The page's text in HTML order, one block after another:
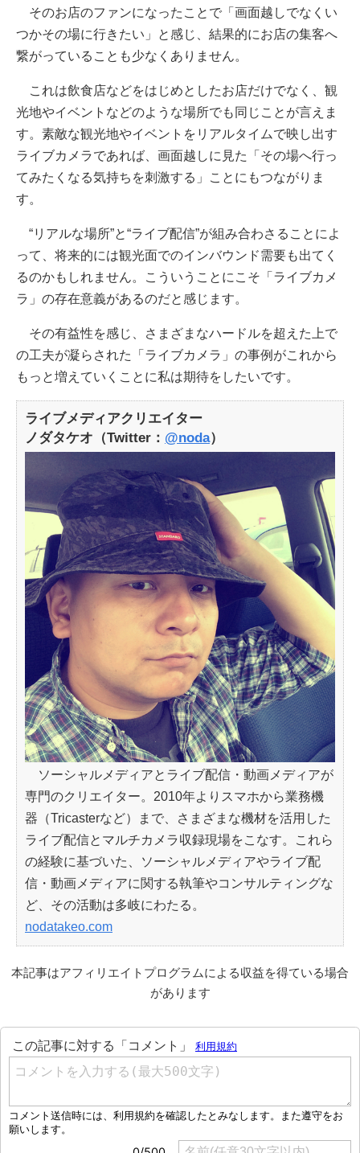
そのお店のファンになったことで「画面越しでなくい
つかその場に行きたい」と感じ、結果的にお店の集客へ
繋がっていることも少なくありません。
これは飲食店などをはじめとしたお店だけでなく、観
光地やイベントなどのような場所でも同じことが言えま
す。素敵な観光地やイベントをリアルタイムで映し出す
ライブカメラであれば、画面越しに見た「その場へ行っ
てみたくなる気持ちを刺激する」ことにもつながりま
す。
“リアルな場所”と“ライブ配信”が組み合わさることによ
って、将来的には観光面でのインバウンド需要も出てく
るのかもしれません。こういうことにこそ「ライブカメ
ラ」の存在意義があるのだと感じます。
その有益性を感じ、さまざまなハードルを超えた上で
の工夫が凝らされた「ライブカメラ」の事例がこれから
もっと増えていくことに私は期待をしたいです。
ライブメディアクリエイター
ノダタケオ（Twitter： @noda）
ソーシャルメディアとライブ配信・動画メディアが
専門のクリエイター。2010年よりスマホから業務機
器（Tricasterなど）まで、さまざまな機材を活用した
ライブ配信とマルチカメラ収録現場をこなす。これら
の経験に基づいた、ソーシャルメディアやライブ配
信・動画メディアに関する執筆やコンサルティングな
ど、その活動は多岐にわたる。
nodatakeo.com
本記事はアフィリエイトプログラムによる収益を得ている場合
があります